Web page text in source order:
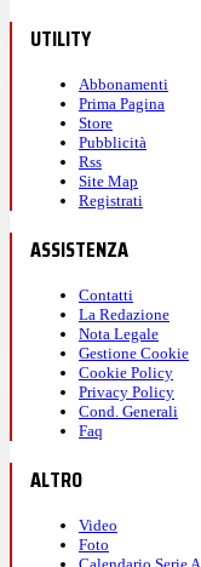
UTILITY
Abbonamenti
Prima Pagina
Store
Pubblicità
Rss
Site Map
Registrati
ASSISTENZA
Contatti
La Redazione
Nota Legale
Gestione Cookie
Cookie Policy
Privacy Policy
Cond. Generali
Faq
ALTRO
Video
Foto